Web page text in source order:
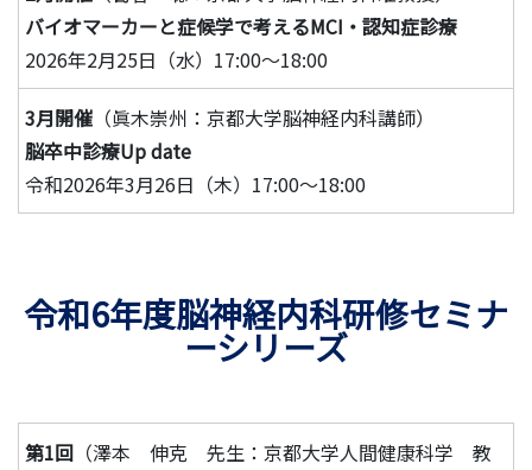
バイオマーカーと症候学で考えるMCI・認知症診療
2026年2月25日（水）17:00～18:00
3月開催 （眞木崇州：京都大学脳神経内科講師）
脳卒中診療Up date
令和2026年3月26日（木）17:00～18:00
令和6年度脳神経内科研修セミナ
ーシリーズ
第1回 （澤本 伸克 先生：京都大学人間健康科学 教